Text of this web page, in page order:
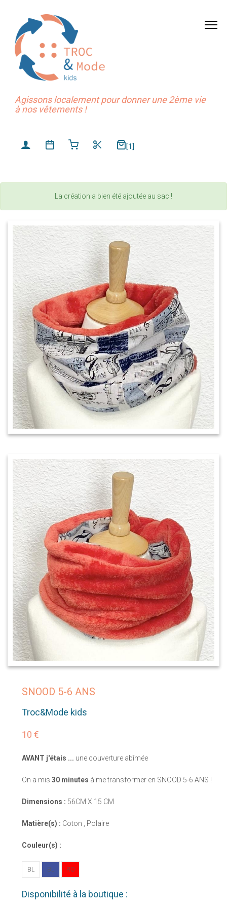
Agissons localement pour donner une 2ème vie
à nos vêtements !
[1]
La création a bien été ajoutée au sac !
SNOOD 5-6 ANS
Troc&Mode kids
10 €
AVANT j'étais ... une couverture abîmée
On a mis 30 minutes à me transformer en SNOOD 5-6 ANS !
Dimensions : 56CM X 15 CM
Matière(s) : Coton , Polaire
Couleur(s) :
BL BL RO
Disponibilité à la boutique :